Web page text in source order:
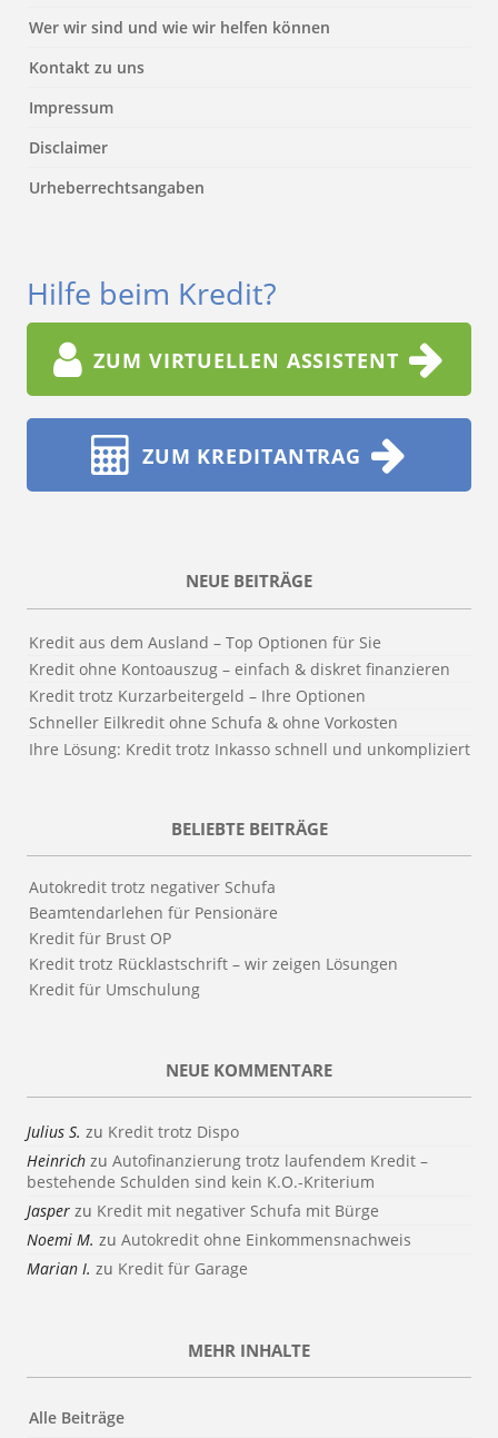
Wer wir sind und wie wir helfen können
Kontakt zu uns
Impressum
Disclaimer
Urheberrechtsangaben
Hilfe beim Kredit?
ZUM VIRTUELLEN ASSISTENT
ZUM KREDITANTRAG
NEUE BEITRÄGE
Kredit aus dem Ausland – Top Optionen für Sie
Kredit ohne Kontoauszug – einfach & diskret finanzieren
Kredit trotz Kurzarbeitergeld – Ihre Optionen
Schneller Eilkredit ohne Schufa & ohne Vorkosten
Ihre Lösung: Kredit trotz Inkasso schnell und unkompliziert
BELIEBTE BEITRÄGE
Autokredit trotz negativer Schufa
Beamtendarlehen für Pensionäre
Kredit für Brust OP
Kredit trotz Rücklastschrift – wir zeigen Lösungen
Kredit für Umschulung
NEUE KOMMENTARE
Julius S. zu Kredit trotz Dispo
Heinrich zu Autofinanzierung trotz laufendem Kredit –
bestehende Schulden sind kein K.O.-Kriterium
Jasper zu Kredit mit negativer Schufa mit Bürge
Noemi M. zu Autokredit ohne Einkommensnachweis
Marian I. zu Kredit für Garage
MEHR INHALTE
Alle Beiträge